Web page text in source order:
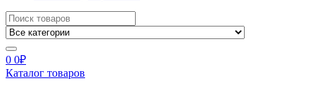
Search
for:
0 0₽
Каталог товаров